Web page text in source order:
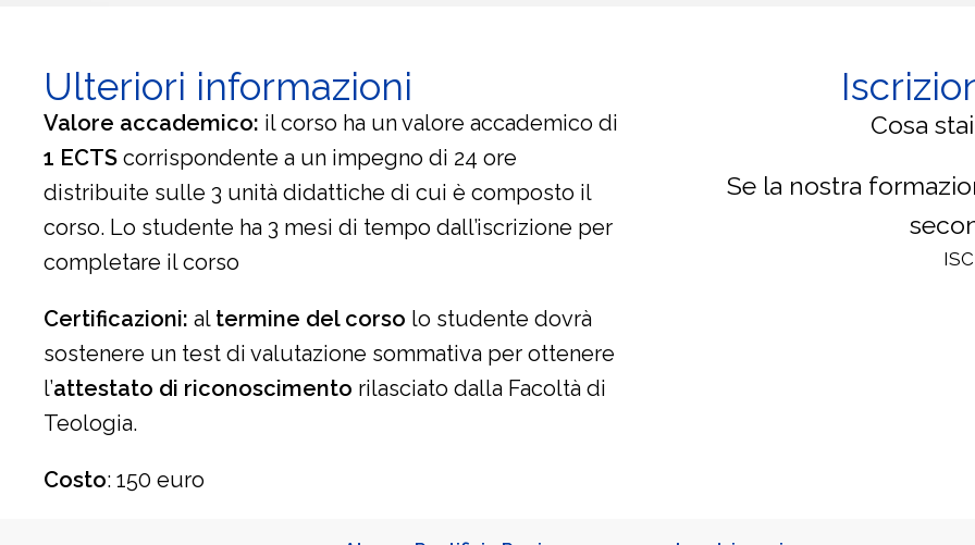
Ulteriori informazioni
Valore accademico: il corso ha un valore accademico di
1 ECTS corrispondente a un impegno di 24 ore
distribuite sulle 3 unità didattiche di cui è composto il
corso. Lo studente ha 3 mesi di tempo dall’iscrizione per
completare il corso
Certificazioni: al termine del corso lo studente dovrà
sostenere un test di valutazione sommativa per ottenere
l’attestato di riconoscimento rilasciato dalla Facoltà di
Teologia.
Costo: 150 euro
Cosa
Se la nostra